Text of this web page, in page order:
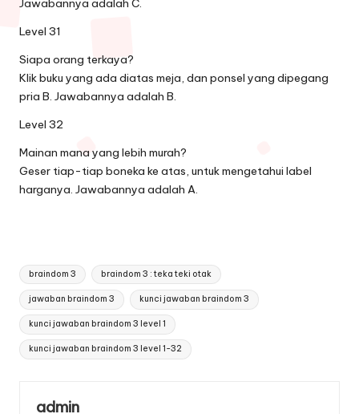
Jawabannya adalah C.
Level 31
Siapa orang terkaya?
Klik buku yang ada diatas meja, dan ponsel yang dipegang
pria B. Jawabannya adalah B.
Level 32
Mainan mana yang lebih murah?
Geser tiap-tiap boneka ke atas, untuk mengetahui label
harganya. Jawabannya adalah A.
Tags:
braindom 3 braindom 3 : teka teki otak
jawaban braindom 3 kunci jawaban braindom 3
kunci jawaban braindom 3 level 1
kunci jawaban braindom 3 level 1-32
admin